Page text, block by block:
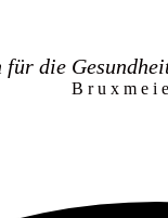
die
B r u x m e i